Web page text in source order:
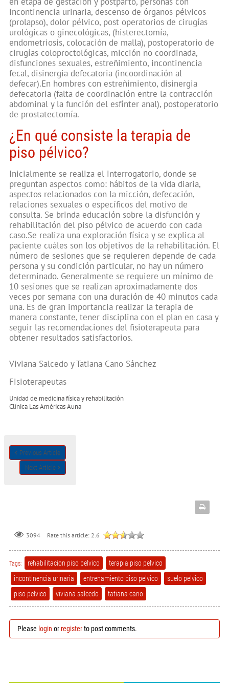
incontinencia urinaria, descenso de órganos pélvicos
(prolapso), dolor pélvico, post operatorios de cirugías
urológicas o ginecológicas, (histerectomía,
endometriosis, colocación de malla), postoperatorio de
cirugías coloproctológicas, micción no coordinada,
disfunciones sexuales, estreñimiento, incontinencia
fecal, disinergia defecatoria (incoordinación al
defecar).En hombres con estreñimiento, disinergia
defecatoria (falta de coordinación entre la contracción
abdominal y la función del esfínter anal), postoperatorio
de prostatectomía.
¿En qué consiste la terapia de
piso pélvico?
Inicialmente se realiza el interrogatorio, donde se
preguntan aspectos como: hábitos de la vida diaria,
aspectos relacionados con la micción, defecación,
relaciones sexuales o específicos del motivo de
consulta. Se brinda educación sobre la disfunción y
rehabilitación del piso pélvico de acuerdo con cada
caso.Se realiza una exploración física y se explica al
paciente cuáles son los objetivos de la rehabilitación. El
número de sesiones que se requieren depende de cada
persona y su condición particular, no hay un número
determinado. Generalmente se requiere un mínimo de
10 sesiones que se realizan aproximadamente dos
veces por semana con una duración de 40 minutos cada
una. Es de gran importancia realizar la terapia de
manera constante, tener disciplina con el plan en casa y
seguir las recomendaciones del fisioterapeuta para
obtener resultados satisfactorios.
Viviana Salcedo y Tatiana Cano Sánchez
Fisioterapeutas
Unidad de medicina física y rehabilitación
Clínica Las Américas Auna
Previous Article
Next Article
3094 Rate this article: 2.6
Tags: rehabilitacion piso pelvico
terapia piso pelvico
incontinencia urinaria
entrenamiento piso pelvico
suelo pelvico
piso pelvico
viviana salcedo tatiana cano
Please login orregisterto post comments.